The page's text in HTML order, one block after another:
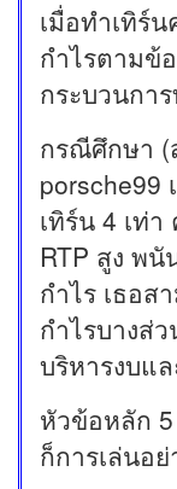
เมื่อทำเทิร์
กำไรตามข้
กระบวนกา
กรณีศึกษา (
porsche99
เทิร์น 4 เท่
RTP สูง พ
กำไร เธอส
กำไรบางส่
บริหารงบแ
หัวข้อหลัก
ก็การเล่นอ